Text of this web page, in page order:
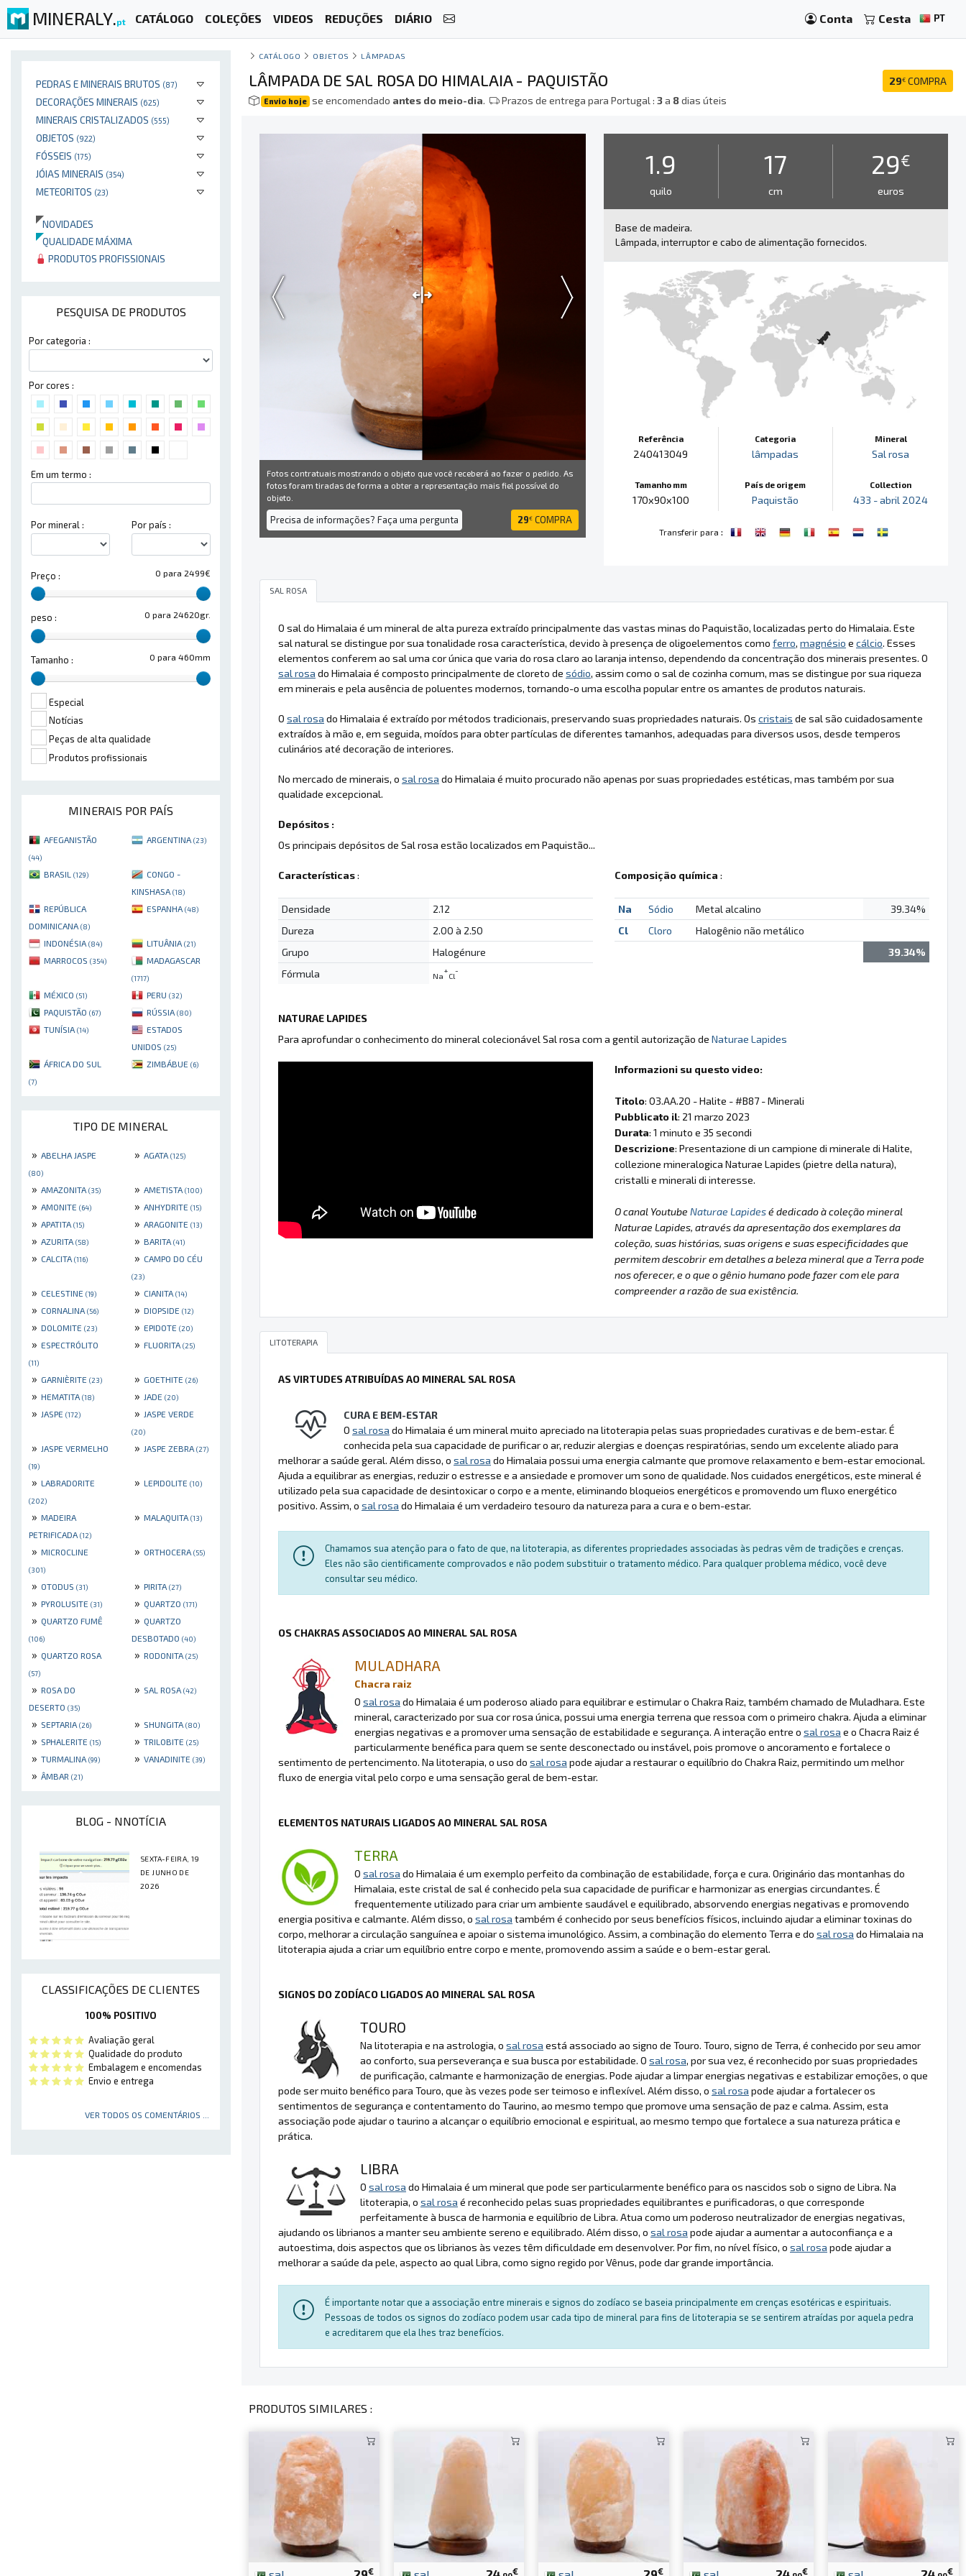
MINERALY.pt CATÁLOGO COLEÇÕES VIDEOS REDUÇÕES DIÁRIO Conta Cesta PT
PEDRAS E MINERAIS BRUTOS (87)
DECORAÇÕES MINERAIS (625)
MINERAIS CRISTALIZADOS (555)
OBJETOS (922)
FÓSSEIS (175)
JÓIAS MINERAIS (354)
METEORITOS (23)
NOVIDADES
QUALIDADE MÁXIMA
PRODUTOS PROFISSIONAIS
PESQUISA DE PRODUTOS
Por categoria :
Por cores :
Em um termo :
Por mineral : Por país :
0 para 2499€
Preço :
0 para 24620gr.
peso :
0 para 460mm
Tamanho :
Especial
Notícias
Peças de alta qualidade
Produtos profissionais
MINERAIS POR PAÍS
AFEGANISTÃO
(44)
ARGENTINA (23)
BRASIL (129)
CONGO -
KINSHASA (18)
REPÚBLICA
DOMINICANA (8)
ESPANHA (48)
INDONÉSIA (84) LITUÂNIA (21)
MARROCOS (354) MADAGASCAR
(1717)
MÉXICO (51) PERU (32)
PAQUISTÃO (67) RÚSSIA (80)
TUNÍSIA (14)
ESTADOS
UNIDOS (25)
ÁFRICA DO SUL
(7)
ZIMBÁBUE (6)
TIPO DE MINERAL
» ABELHA JASPE
(80)
» AGATA (125)
» AMAZONITA (35) » AMETISTA (100)
» AMONITE (64) » ANHYDRITE (15)
» APATITA (15) » ARAGONITE (13)
» AZURITA (58) » BARITA (41)
» CALCITA (116) » CAMPO DO CÉU
(23)
» CELESTINE (19) » CIANITA (14)
» CORNALINA (56) » DIOPSIDE (12)
» DOLOMITE (23) » EPIDOTE (20)
» ESPECTRÓLITO
(11)
» FLUORITA (25)
» GARNIÈRITE (23) » GOETHITE (26)
» HEMATITA (18) » JADE (20)
» JASPE (172) » JASPE VERDE
(20)
» JASPE VERMELHO
(19)
» JASPE ZEBRA (27)
» LABRADORITE
(202)
» LEPIDOLITE (10)
» MADEIRA
PETRIFICADA (12)
» MALAQUITA (13)
» MICROCLINE
(301)
» ORTHOCERA (55)
» OTODUS (31) » PIRITA (27)
» PYROLUSITE (31) » QUARTZO (171)
» QUARTZO FUMÊ
(106)
» QUARTZO
DESBOTADO (40)
» QUARTZO ROSA
(57)
» RODONITA (25)
» ROSA DO
DESERTO (35)
» SAL ROSA (42)
» SEPTARIA (26) » SHUNGITA (80)
» SPHALERITE (15) » TRILOBITE (25)
» TURMALINA (99) » VANADINITE (39)
» ÂMBAR (21)
BLOG - NNOTÍCIA
SEXTA-FEIRA, 19
DE JUNHO DE
2026
CLASSIFICAÇÕES DE CLIENTES
100% POSITIVO
Avaliação geral
Qualidade do produto
Embalagem e encomendas
Envio e entrega
VER TODOS OS COMENTÁRIOS ...
CATÁLOGO OBJETOS LÂMPADAS
29€ COMPRA
LÂMPADA DE SAL ROSA DO HIMALAIA - PAQUISTÃO
Envio hoje se encomendado antes do meio-dia. Prazos de entrega para Portugal :3a 8dias úteis
Fotos contratuais mostrando o objeto que você receberá ao fazer o pedido. As
fotos foram tiradas de forma a obter a representação mais fiel possível do
objeto.
Precisa de informações? Faça uma pergunta 29€ COMPRA
1.9
quilo
17
cm
29€
euros
Base de madeira.
Lâmpada, interruptor e cabo de alimentação fornecidos.
Referência
240413049
Tamanho mm
170x90x100
Categoria
lâmpadas
País de origem
Paquistão
Mineral
Sal rosa
Collection
433 - abril 2024
Transferir para :
SAL ROSA
O sal do Himalaia é um mineral de alta pureza extraído principalmente das vastas minas do Paquistão, localizadas perto do Himalaia. Este
sal natural se distingue por sua tonalidade rosa característica, devido à presença de oligoelementos como ferro, magnésio e cálcio. Esses
elementos conferem ao sal uma cor única que varia do rosa claro ao laranja intenso, dependendo da concentração dos minerais presentes. O
sal rosa do Himalaia é composto principalmente de cloreto de sódio, assim como o sal de cozinha comum, mas se distingue por sua riqueza
em minerais e pela ausência de poluentes modernos, tornando-o uma escolha popular entre os amantes de produtos naturais.
O sal rosa do Himalaia é extraído por métodos tradicionais, preservando suas propriedades naturais. Os cristais de sal são cuidadosamente
extraídos à mão e, em seguida, moídos para obter partículas de diferentes tamanhos, adequadas para diversos usos, desde temperos
culinários até decoração de interiores.
No mercado de minerais, o sal rosa do Himalaia é muito procurado não apenas por suas propriedades estéticas, mas também por sua
qualidade excepcional.
Depósitos :
Os principais depósitos de Sal rosa estão localizados em Paquistão...
Características:
Densidade
2.12
Dureza
2.00 à 2.50
Grupo
Halogénure
Fórmula
Na
+
Cl
-
Composição química :
Na Sódio Metal alcalino
39.34%
Cl
Cloro
Halogênio não metálico
39.34%
NATURAE LAPIDES
Para aprofundar o conhecimento do mineral colecionável Sal rosa com a gentil autorização de Naturae Lapides
Informazioni su questo video:
Titolo: 03.AA.20 - Halite - #B87 - Minerali
Pubblicato il: 21 marzo 2023
Durata: 1 minuto e 35 secondi
Descrizione: Presentazione di un campione di minerale di Halite,
collezione mineralogica Naturae Lapides (pietre della natura),
cristalli e minerali di interesse.
O canal Youtube Naturae Lapidesé dedicado à coleção mineral
Naturae Lapides, através da apresentação dos exemplares da
coleção, suas histórias, suas origens e suas especificidades que
permitem descobrir em detalhes a beleza mineral que a Terra pode
nos oferecer, e o que o gênio humano pode fazer com ele para
compreender a razão de sua existência.
LITOTERAPIA
AS VIRTUDES ATRIBUÍDAS AO MINERAL SAL ROSA
CURA E BEM-ESTAR
O sal rosa do Himalaia é um mineral muito apreciado na litoterapia pelas suas propriedades curativas e de bem-estar. É
conhecida pela sua capacidade de purificar o ar, reduzir alergias e doenças respiratórias, sendo um excelente aliado para
melhorar a saúde geral. Além disso, o sal rosa do Himalaia possui uma energia calmante que promove relaxamento e bem-estar emocional.
Ajuda a equilibrar as energias, reduzir o estresse e a ansiedade e promover um sono de qualidade. Nos cuidados energéticos, este mineral é
utilizado pela sua capacidade de desintoxicar o corpo e a mente, eliminando bloqueios energéticos e promovendo um fluxo energético
positivo. Assim, o sal rosa do Himalaia é um verdadeiro tesouro da natureza para a cura e o bem-estar.
Chamamos sua atenção para o fato de que, na litoterapia, as diferentes propriedades associadas às pedras vêm de tradições e crenças.
Eles não são cientificamente comprovados e não podem substituir o tratamento médico. Para qualquer problema médico, você deve
consultar seu médico.
OS CHAKRAS ASSOCIADOS AO MINERAL SAL ROSA
MULADHARA
Chacra raiz
O sal rosa do Himalaia é um poderoso aliado para equilibrar e estimular o Chakra Raiz, também chamado de Muladhara. Este
mineral, caracterizado por sua cor rosa única, possui uma energia terrena que ressoa com o primeiro chakra. Ajuda a eliminar
energias negativas e a promover uma sensação de estabilidade e segurança. A interação entre o sal rosa e o Chacra Raiz é
particularmente benéfica para quem se sente desconectado ou instável, pois promove o ancoramento e fortalece o
sentimento de pertencimento. Na litoterapia, o uso do sal rosa pode ajudar a restaurar o equilíbrio do Chakra Raiz, permitindo um melhor
fluxo de energia vital pelo corpo e uma sensação geral de bem-estar.
ELEMENTOS NATURAIS LIGADOS AO MINERAL SAL ROSA
TERRA
O sal rosa do Himalaia é um exemplo perfeito da combinação de estabilidade, força e cura. Originário das montanhas do
Himalaia, este cristal de sal é conhecido pela sua capacidade de purificar e harmonizar as energias circundantes. É
frequentemente utilizado para criar um ambiente saudável e equilibrado, absorvendo energias negativas e promovendo
energia positiva e calmante. Além disso, o sal rosa também é conhecido por seus benefícios físicos, incluindo ajudar a eliminar toxinas do
corpo, melhorar a circulação sanguínea e apoiar o sistema imunológico. Assim, a combinação do elemento Terra e do sal rosa do Himalaia na
litoterapia ajuda a criar um equilíbrio entre corpo e mente, promovendo assim a saúde e o bem-estar geral.
SIGNOS DO ZODÍACO LIGADOS AO MINERAL SAL ROSA
TOURO
Na litoterapia e na astrologia, o sal rosa está associado ao signo de Touro. Touro, signo de Terra, é conhecido por seu amor
ao conforto, sua perseverança e sua busca por estabilidade. O sal rosa, por sua vez, é reconhecido por suas propriedades
de purificação, calmante e harmonização de energias. Pode ajudar a limpar energias negativas e estabilizar emoções, o que
pode ser muito benéfico para Touro, que às vezes pode ser teimoso e inflexível. Além disso, o sal rosa pode ajudar a fortalecer os
sentimentos de segurança e contentamento do Taurino, ao mesmo tempo que promove uma sensação de paz e calma. Assim, esta
associação pode ajudar o taurino a alcançar o equilíbrio emocional e espiritual, ao mesmo tempo que fortalece a sua natureza prática e
prática.
LIBRA
O sal rosa do Himalaia é um mineral que pode ser particularmente benéfico para os nascidos sob o signo de Libra. Na
litoterapia, o sal rosa é reconhecido pelas suas propriedades equilibrantes e purificadoras, o que corresponde
perfeitamente à busca de harmonia e equilíbrio de Libra. Atua como um poderoso neutralizador de energias negativas,
ajudando os librianos a manter seu ambiente sereno e equilibrado. Além disso, o sal rosa pode ajudar a aumentar a autoconfiança e a
autoestima, dois aspectos que os librianos às vezes têm dificuldade em desenvolver. Por fim, no nível físico, o sal rosa pode ajudar a
melhorar a saúde da pele, aspecto ao qual Libra, como signo regido por Vênus, pode dar grande importância.
É importante notar que a associação entre minerais e signos do zodíaco se baseia principalmente em crenças esotéricas e espirituais.
Pessoas de todos os signos do zodíaco podem usar cada tipo de mineral para fins de litoterapia se se sentirem atraídas por aquela pedra
e acreditarem que ela lhes traz benefícios.
PRODUTOS SIMILARES :
€ € € € €